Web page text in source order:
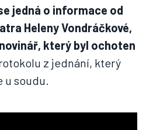
jedná o informace od
Heleny Vondráčkové,
který byl ochoten
z jednání, který
u soudu.